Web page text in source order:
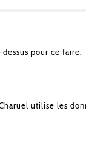
pour ce faire.
utilise les